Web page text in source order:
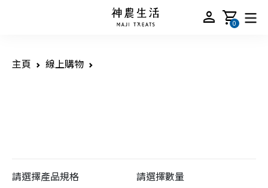
person shopping_cart
0
主頁 線上購物
請選擇產品規格 請選擇數量